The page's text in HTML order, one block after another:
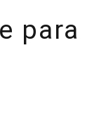
para